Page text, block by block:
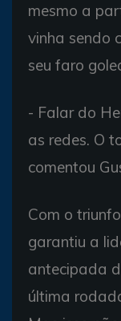
mesmo a
vinha sendo
seu faro
- Falar do
as redes. O
comentou
Com o
garantiu a
antecipada
última